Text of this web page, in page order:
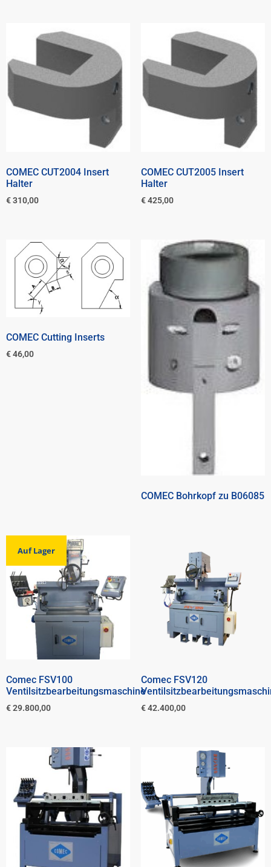
COMEC CUT2004 Insert
Halter
€310,00
COMEC CUT2005 Insert
Halter
€425,00
COMEC Cutting Inserts
€46,00
COMEC Bohrkopf zu B06085
Auf Lager
Comec FSV100
Ventilsitzbearbeitungsmaschine
€29.800,00
Comec FSV120
€42.400,00